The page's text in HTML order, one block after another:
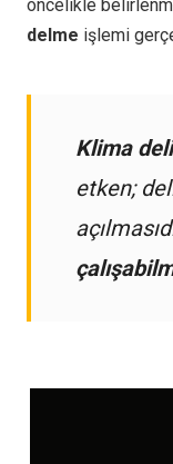
öncelikle
delme işlemi
Klima
etken;